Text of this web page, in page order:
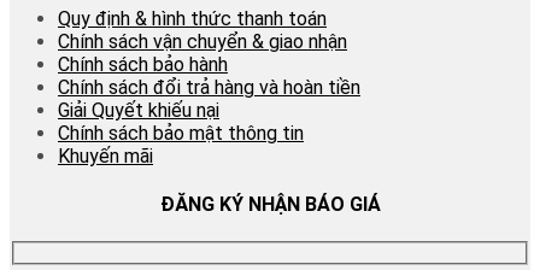
Quy định & hình thức thanh toán
Chính sách vận chuyển & giao nhận
Chính sách bảo hành
Chính sách đổi trả hàng và hoàn tiền
Giải Quyết khiếu nại
Chính sách bảo mật thông tin
Khuyến mãi
ĐĂNG KÝ NHẬN BÁO GIÁ